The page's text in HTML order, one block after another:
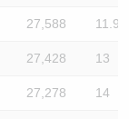
27,588 11.9
27,428 13
27,278 14